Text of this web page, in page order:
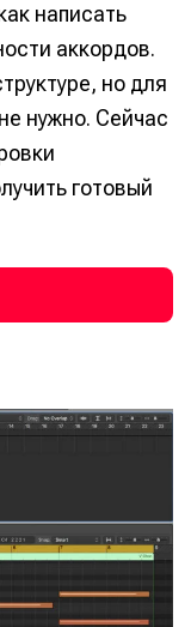
написать
аккордов.
но для
нужно. Сейчас
готовый